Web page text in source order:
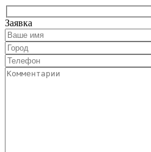
Заявка